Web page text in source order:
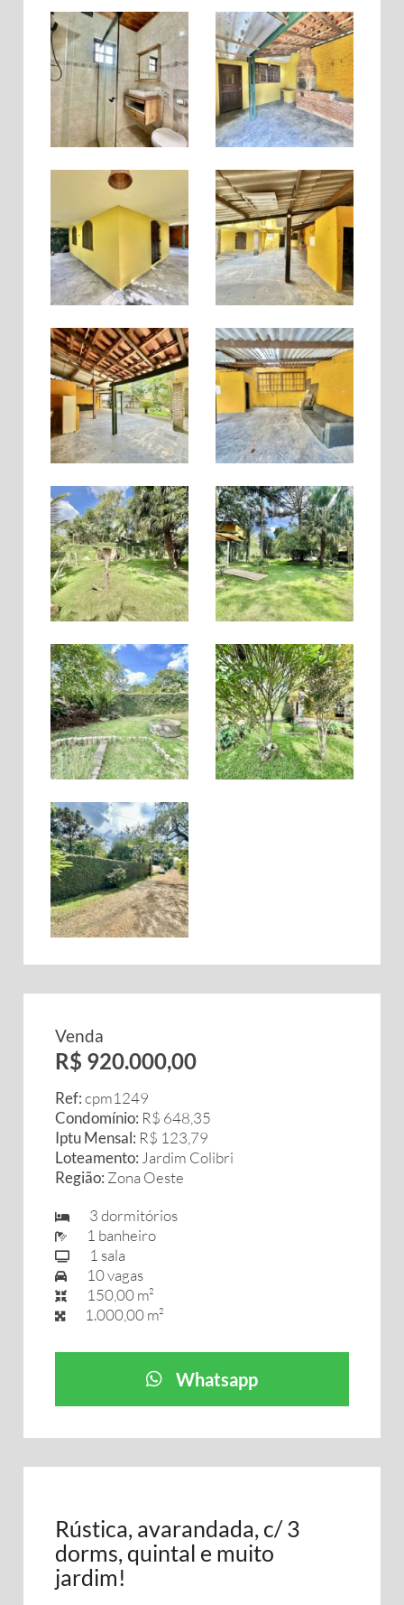
Venda
R$ 920.000,00
Ref:cpm1249
Condomínio: R$ 648,35
Iptu Mensal: R$ 123,79
Loteamento: Jardim Colibri
Região: Zona Oeste
3 dormitórios
1 banheiro
1 sala
10 vagas
150,00 m²
1.000,00 m²
Whatsapp
Rústica, avarandada, c/ 3
dorms, quintal e muito
jardim!